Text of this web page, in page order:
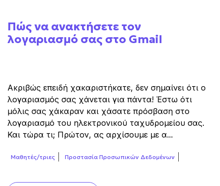
Πώς να ανακτήσετε τον
λογαριασμό σας στο Gmail
Ακριβώς επειδή χακαριστήκατε, δεν σημαίνει ότι ο
λογαριασμός σας χάνεται για πάντα! Έστω ότι
μόλις σας χάκαραν και χάσατε πρόσβαση στο
λογαριασμό του ηλεκτρονικού ταχυδρομείου σας.
Και τώρα τι; Πρώτον, ας αρχίσουμε με α...
Μαθητές/τριες Προστασία Προσωπικών Δεδομένων